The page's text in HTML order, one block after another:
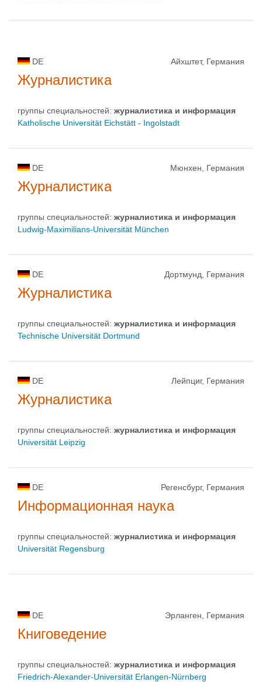
DE Айхштет, Германия
Журналистика
группы специальностей: журналистика и информация
Katholische Universität Eichstätt - Ingolstadt
DE Мюнхен, Германия
Журналистика
группы специальностей: журналистика и информация
Ludwig-Maximilians-Universität München
DE Дортмунд, Германия
Журналистика
группы специальностей: журналистика и информация
Technische Universität Dortmund
DE Лейпциг, Германия
Журналистика
группы специальностей: журналистика и информация
Universität Leipzig
DE Регенсбург, Германия
Информационная наука
группы специальностей: журналистика и информация
Universität Regensburg
DE Эрланген, Германия
Книговедение
группы специальностей: журналистика и информация
Friedrich-Alexander-Universität Erlangen-Nürnberg